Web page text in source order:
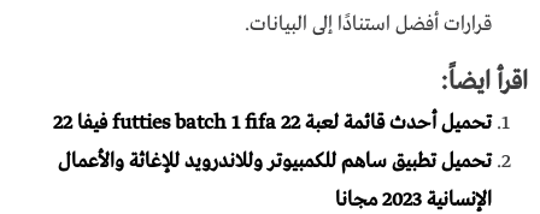
قرارات أفضل استنادًا إلى البيانات.
اقرأ ايضاً:
تحميل أحدث قائمة لعبة futties batch 1 fifa 22 فيفا 22
تحميل تطبيق ساهم للكمبيوتر وللاندرويد للإغاثة والأعمال
الإنسانية 2023 مجانا